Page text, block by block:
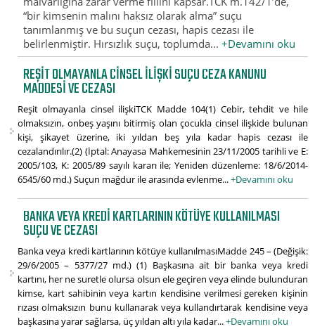
“bir kimsenin malını haksız olarak alma” suçu
tanımlanmış ve bu suçun cezası, hapis cezası ile
belirlenmiştir. Hırsızlık suçu, toplumda...+Devamını oku
REŞIT OLMAYANLA CINSEL ILIŞKI SUÇU CEZA KANUNU
MADDESI VE CEZASI
Reşit olmayanla cinsel ilişkiTCK Madde 104(1) Cebir, tehdit ve hile
olmaksızın, onbeş yaşını bitirmiş olan çocukla cinsel ilişkide bulunan
kişi, şikayet üzerine, iki yıldan beş yıla kadar hapis cezası ile
cezalandırılır.(2) (İptal: Anayasa Mahkemesinin 23/11/2005 tarihli ve E:
2005/103, K: 2005/89 sayılı kararı ile; Yeniden düzenleme: 18/6/2014-
6545/60 md.) Suçun mağdur ile arasında evlenme...+Devamını oku
BANKA VEYA KREDI KARTLARININ KÖTÜYE KULLANILMASI
SUÇU VE CEZASI
Banka veya kredi kartlarının kötüye kullanılmasıMadde 245 – (Değişik:
29/6/2005 – 5377/27 md.) (1) Başkasına ait bir banka veya kredi
kartını, her ne suretle olursa olsun ele geçiren veya elinde bulunduran
kimse, kart sahibinin veya kartın kendisine verilmesi gereken kişinin
rızası olmaksızın bunu kullanarak veya kullandırtarak kendisine veya
başkasına yarar sağlarsa, üç yıldan altı yıla kadar...+Devamını oku